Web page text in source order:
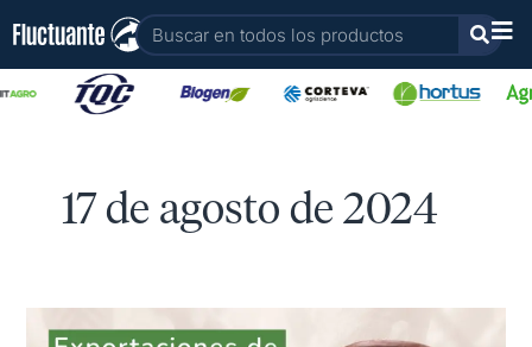
contenido
Buscar
17 de agosto de 2024